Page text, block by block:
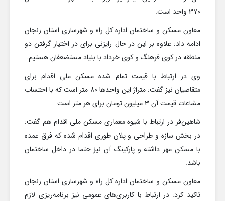
370 واحد است.
معاون مسکن و ساختمان اداره کل راه و شهرسازی استان زنجان
ادامه داد: علاوه بر این در حال رایزنی برای در اختیار گرفتن دو
منطقه در کوی فرهنگ و کوی خرداد با بنیاد مستضعفان هستیم.
وی در ارتباط با قیمت تمام شده مسکن ملی اقدام برای
متقاضیان نیز گفت: متراژ این واحدها 80 متر است که با احتساب
مشاعات قیمت آن 3 میلیون تومان برای هر متر است.
شاهین‌فر در ارتباط با شیوه معماری مسکن ملی اقدام هم گفت:
در بخش سازه و طراحی و پلان طوری اقدام شده که فرق عمده
با مسکن مهر داشته و پارکینگ آن نیز حتما در داخل ساختمان
باشد.
معاون مسکن و ساختمان اداره کل راه و شهرسازی استان زنجان
تاکید کرد: در ارتباط با کاربری‌های عمومی نیز برنامه‌ریزی لازم